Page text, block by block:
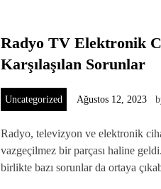
Radyo TV Elektronik
Karşılaşılan Sorunlar
Uncategorized Ağustos 12, 2023
Radyo, televizyon ve elektronik
vazgeçilmez bir parçası haline
birlikte bazı sorunlar da ortaya